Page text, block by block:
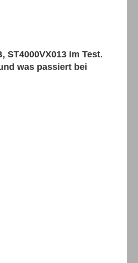
ST4000VX013 im Test.
was passiert bei